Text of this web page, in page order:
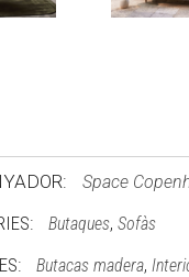
Space
Butaques, Sofàs
Butacas madera,